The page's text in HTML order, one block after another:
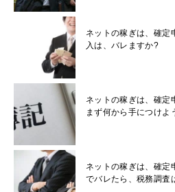
ネットの稼ぎは、確定
入は、バレますか?
ネットの稼ぎは、確定
まず何から手につけよ
ネットの稼ぎは、確定
でバレたら、税務調査